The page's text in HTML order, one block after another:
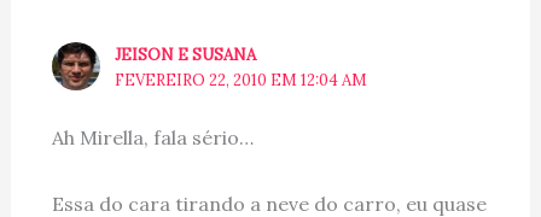
JEISON E SUSANA
FEVEREIRO 22, 2010 EM 12:04 AM
Ah Mirella, fala sério…
Essa do cara tirando a neve do carro, eu quase